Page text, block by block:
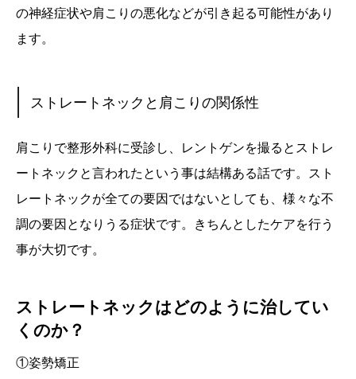
の神経症状や肩こりの悪化などが引き起る可能性があり
ます。
ストレートネックと肩こりの関係性
肩こりで整形外科に受診し、レントゲンを撮るとストレ
ートネックと言われたという事は結構ある話です。スト
レートネックが全ての要因ではないとしても、様々な不
調の要因となりうる症状です。きちんとしたケアを行う
事が大切です。
ストレートネックはどのように治してい
くのか？
①姿勢矯正